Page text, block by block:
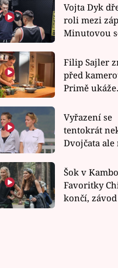
Vojta Dyk
roli mezi
Minutovou
Filip Sajler
před
Primě ukáže
rychlé recepty
Vyřazení se
tentokrát
Dvojčata ale
závodu nůž
Šok v
Favoritky
končí,